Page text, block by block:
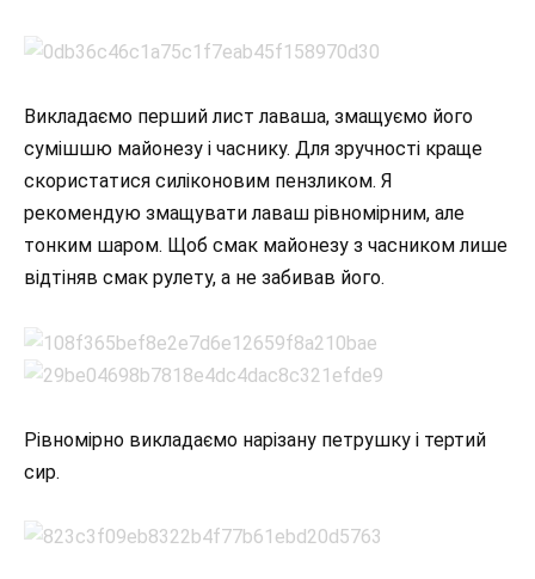
Викладаємо перший лист лаваша, змащуємо його
сумішшю майонезу і часнику. Для зручності краще
скористатися силіконовим пензликом. Я
рекомендую змащувати лаваш рівномірним, але
тонким шаром. Щоб смак майонезу з часником лише
відтіняв смак рулету, а не забивав його.
Рівномірно викладаємо нарізану петрушку і тертий
сир.